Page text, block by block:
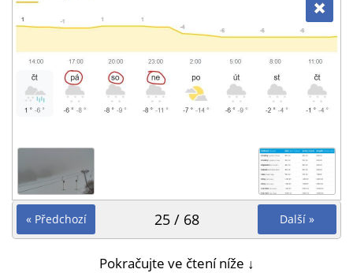
« Předchozí Další »
25 / 68
Pokračujte ve čtení níže ↓